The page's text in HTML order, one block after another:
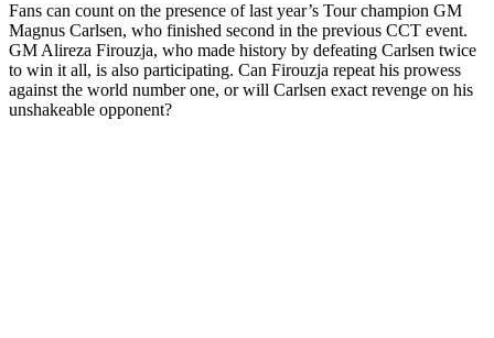
Fans can count on the presence of last year’s Tour champion GM
Magnus Carlsen, who finished second in the previous CCT event.
GM Alireza Firouzja, who made history by defeating Carlsen twice
to win it all, is also participating. Can Firouzja repeat his prowess
against the world number one, or will Carlsen exact revenge on his
unshakeable opponent?